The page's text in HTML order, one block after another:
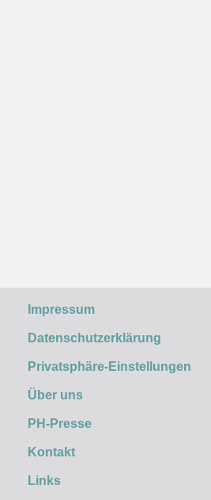
Impressum
Datenschutzerklärung
Privatsphäre-Einstellungen
Über uns
PH-Presse
Kontakt
Links